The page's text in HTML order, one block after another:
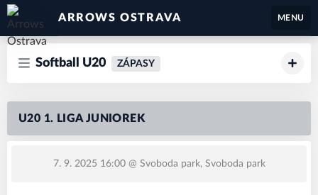
ARROWS OSTRAVA MENU
Softball U20 ZÁPASY
U20 1. LIGA JUNIOREK
7. 9. 2025 16:00@ Svoboda park, Svoboda park